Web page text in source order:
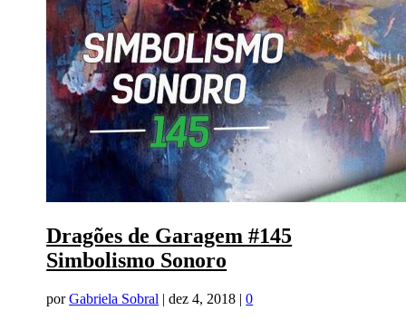
Dragões de Garagem #145
Simbolismo Sonoro
porGabriela Sobral |dez 4, 2018 |0